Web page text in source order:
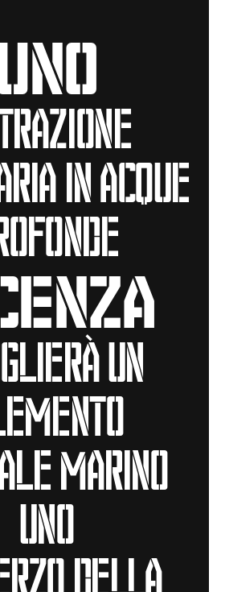
in acque
un
marino
uno
della